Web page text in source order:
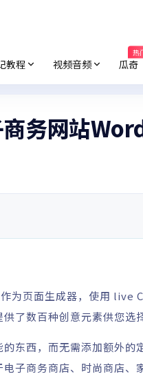
教程 视频音频 瓜奇
热
务网站
作为页面生成器，使用 live
了数百种创意元素供您选择
东西，而无需添加额外的
子商务商店、时尚商店、